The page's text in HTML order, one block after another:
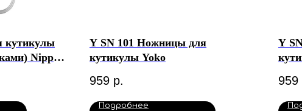
кутикулы
Nippon
Y SN 101 Ножницы для
кутикулы Yoko
959 р.
Подробнее
Y
959